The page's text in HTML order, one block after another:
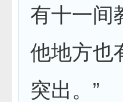
有十一间
他地方也
突出。”